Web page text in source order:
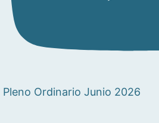
Pleno Ordinario Junio 2026